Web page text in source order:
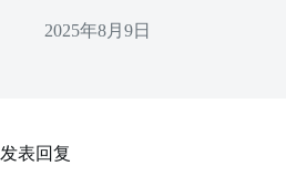
2025年8月9日
发表回复